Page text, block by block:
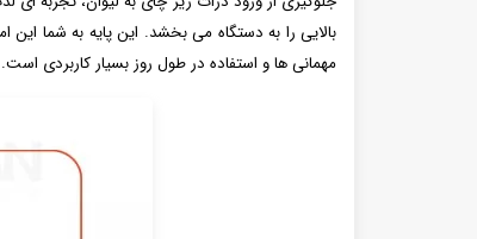
بالایی را به دستگاه می بخشد. این پایه به شما این
مهمانی ها و استفاده در طول روز بسیار کاربردی